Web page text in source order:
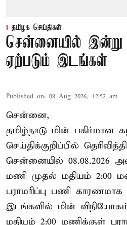
தமிழக செய்திகள்
சென்னையில்
ஏற்படும் இடங்கள்
Published on: 08 Aug 2026, 12:52 am
சென்னை,
தமிழ்நாடு மின் பகிர்மான
செய்திக்குறிப்பில்
சென்னையில் 08.08.2026
மணி முதல் மதியம் 2:00
பராமரிப்பு பணி
இடங்களில் மின் விநியோகம்
மதியம் 2:00 மணிக்குள்